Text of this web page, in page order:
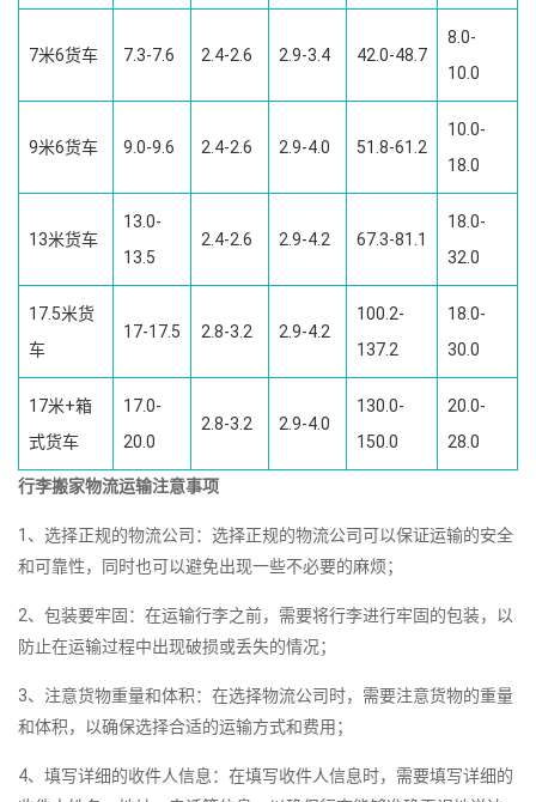
7米6货车 7.3-7.6 2.4-2.6 2.9-3.4 42.0-48.7
8.0-
10.0
9米6货车 9.0-9.6 2.4-2.6 2.9-4.0 51.8-61.2
10.0-
18.0
13米货车
13.0-
13.5
2.4-2.6 2.9-4.2 67.3-81.1
18.0-
32.0
17.5米货
车
17-17.5 2.8-3.2 2.9-4.2
100.2-
137.2
18.0-
30.0
17米+箱
式货车
17.0-
20.0
2.8-3.2 2.9-4.0
130.0-
150.0
20.0-
28.0
行李搬家物流运输注意事项
1、选择正规的物流公司：选择正规的物流公司可以保证运输的安全
和可靠性，同时也可以避免出现一些不必要的麻烦；
2、包装要牢固：在运输行李之前，需要将行李进行牢固的包装，以
防止在运输过程中出现破损或丢失的情况；
3、注意货物重量和体积：在选择物流公司时，需要注意货物的重量
和体积，以确保选择合适的运输方式和费用；
4、填写详细的收件人信息：在填写收件人信息时，需要填写详细的